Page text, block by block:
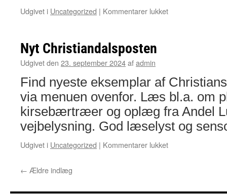
Udgivet i Uncategorized | Kommentarer lukkettil
Nyt Christiandalsposten
Udgivet den 23. september 2024afadmin
Find nyeste eksemplar af
via menuen ovenfor. Læs bl.a. om
kirsebærtræer og oplæg fra Andel
vejbelysning. God læselyst og
Udgivet i Uncategorized | Kommentarer lukkettil
← Ældre indlæg